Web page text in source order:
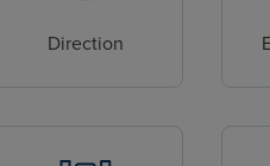
Direction